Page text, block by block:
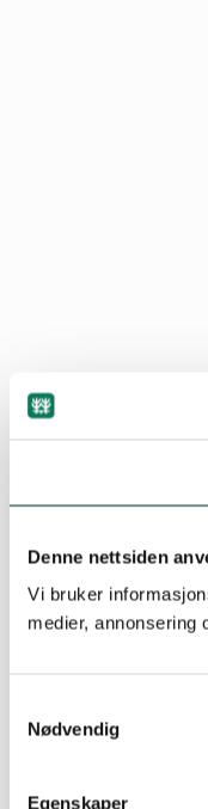
Denne nettsiden
Vi bruker
medier, annonsering
Nødvendig
Egenskaper